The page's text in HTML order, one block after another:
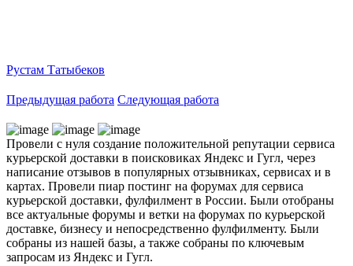
Рустам Татыбеков
Предыдущая работа Следующая работа
Провели с нуля создание положительной репутации сервиса
курьерской доставки в поисковиках Яндекс и Гугл, через
написание отзывов в популярных отзывниках, сервисах и в
картах. Провели пиар постинг на форумах для сервиса
курьерской доставки, фулфилмент в России. Были отобраны
все актуальные форумы и ветки на форумах по курьерской
доставке, бизнесу и непосредственно фулфилменту. Были
собраны из нашей базы, а также собраны по ключевым
запросам из Яндекс и Гугл.